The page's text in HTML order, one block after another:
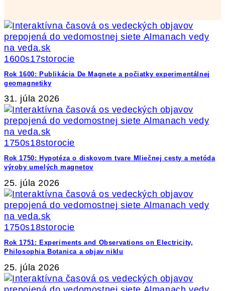
1600s17storocie
Rok 1600: Publikácia De Magnete a počiatky experimentálnej
geomagnetiky
31. júla 2026
1750s18storocie
Rok 1750: Hypotéza o diskovom tvare Mliečnej cesty a metóda
výroby umelých magnetov
25. júla 2026
1750s18storocie
Rok 1751: Experiments and Observations on Electricity,
Philosophia Botanica a objav niklu
25. júla 2026